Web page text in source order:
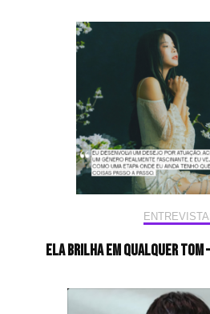
Ela brilha em qualquer